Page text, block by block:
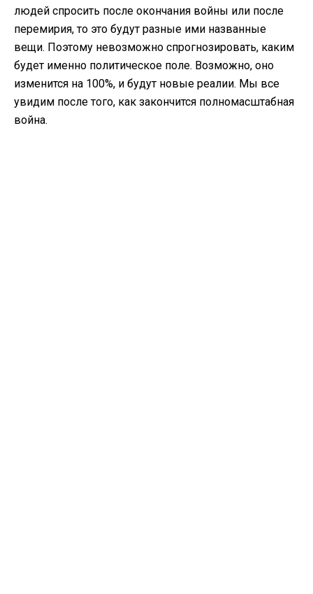
людей спросить после окончания войны или после
перемирия, то это будут разные ими названные
вещи. Поэтому невозможно спрогнозировать, каким
будет именно политическое поле. Возможно, оно
изменится на 100%, и будут новые реалии. Мы все
увидим после того, как закончится полномасштабная
война.